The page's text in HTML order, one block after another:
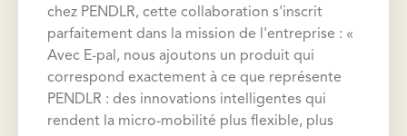
chez PENDLR, cette collaboration s'inscrit
parfaitement dans la mission de l'entreprise : «
Avec E-pal, nous ajoutons un produit qui
correspond exactement à ce que représente
PENDLR : des innovations intelligentes qui
rendent la micro-mobilité plus flexible, plus